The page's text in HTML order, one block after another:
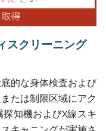
スクリーニング
的な身体検査および
たは制限区域にアク
知機およびX線スキ